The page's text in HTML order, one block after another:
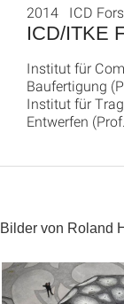
ICD/ITKE
2014 ICD
Institut für
Baufertigung
Institut für
Entwerfen
Bilder von Roland